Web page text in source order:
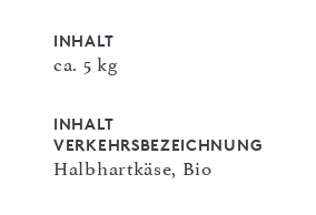
INHALT
ca. 5 kg
INHALT
VERKEHRSBEZEICHNUNG
Halbhartkäse, Bio